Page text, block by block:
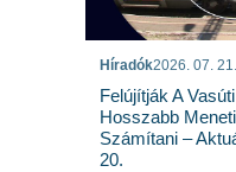
Híradók2026. 07. 21.
Felújítják A
Hosszabb
Számítani –
20.